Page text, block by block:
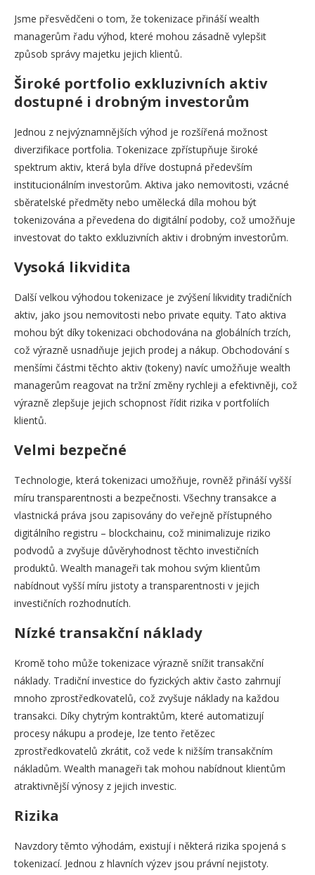
Jsme přesvědčeni o tom, že tokenizace přináší wealth
managerům řadu výhod, které mohou zásadně vylepšit
způsob správy majetku jejich klientů.
Široké portfolio exkluzivních aktiv
dostupné i drobným investorům
Jednou z nejvýznamnějších výhod je rozšířená možnost
diverzifikace portfolia. Tokenizace zpřístupňuje široké
spektrum aktiv, která byla dříve dostupná především
institucionálním investorům. Aktiva jako nemovitosti, vzácné
sběratelské předměty nebo umělecká díla mohou být
tokenizována a převedena do digitální podoby, což umožňuje
investovat do takto exkluzivních aktiv i drobným investorům.
Vysoká likvidita
Další velkou výhodou tokenizace je zvýšení likvidity tradičních
aktiv, jako jsou nemovitosti nebo private equity. Tato aktiva
mohou být díky tokenizaci obchodována na globálních trzích,
což výrazně usnadňuje jejich prodej a nákup. Obchodování s
menšími částmi těchto aktiv (tokeny) navíc umožňuje wealth
managerům reagovat na tržní změny rychleji a efektivněji, což
výrazně zlepšuje jejich schopnost řídit rizika v portfoliích
klientů.
Velmi bezpečné
Technologie, která tokenizaci umožňuje, rovněž přináší vyšší
míru transparentnosti a bezpečnosti. Všechny transakce a
vlastnická práva jsou zapisovány do veřejně přístupného
digitálního registru – blockchainu, což minimalizuje riziko
podvodů a zvyšuje důvěryhodnost těchto investičních
produktů. Wealth manageři tak mohou svým klientům
nabídnout vyšší míru jistoty a transparentnosti v jejich
investičních rozhodnutích.
Nízké transakční náklady
Kromě toho může tokenizace výrazně snížit transakční
náklady. Tradiční investice do fyzických aktiv často zahrnují
mnoho zprostředkovatelů, což zvyšuje náklady na každou
transakci. Díky chytrým kontraktům, které automatizují
procesy nákupu a prodeje, lze tento řetězec
zprostředkovatelů zkrátit, což vede k nižším transakčním
nákladům. Wealth manageři tak mohou nabídnout klientům
atraktivnější výnosy z jejich investic.
Rizika
Navzdory těmto výhodám, existují i některá rizika spojená s
tokenizací. Jednou z hlavních výzev jsou právní nejistoty.